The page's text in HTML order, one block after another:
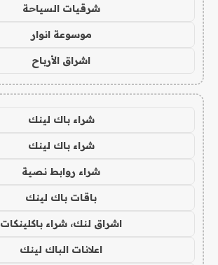
شرقيات السياحة
موسوعة انوار
اشراق الأرباح
شراء باك لينك
شراء باك لينك
شراء روابط نصية
باقات باك لينك
اشراق لنك، شراء باكلينكات
اعلانات الباك لينك